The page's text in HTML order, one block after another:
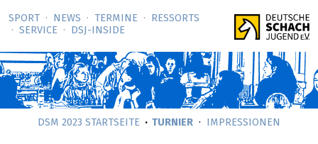
SPORT NEWS TERMINE
RESSORTS
SERVICE
DSJ-­INSIDE
DSM 2023 STARTSEITE TURNIER IMPRESSIONEN